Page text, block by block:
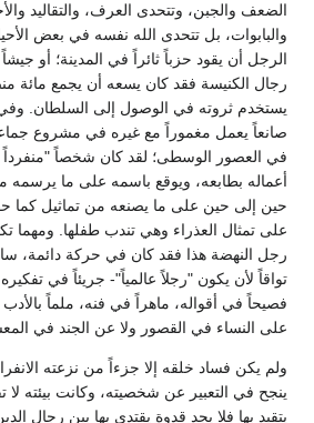
الضعف والجبن، وتتحدى العرف، والتقاليد
والبابوات، بل تتحدى الله نفسه في بعض
الرجل أن يقود حزباً ثائراً في المدينة؛ أو
رجال الكنيسة فقد كان يسعه أن يجمع
يستخدم ثروته في الوصول إلى السلطان.
صانعاً يعمل مغموراً مع غيره في مشروع
في العصور الوسطى؛ لقد كان شخصاً "منفرداً
أعماله بطابعه، ويوقع باسمه على ما
حين إلى حين على ما يصنعه من تماثيل كما
على تمثال العذراء وهي تندب طفلها. ومهما
رجل النهضة هذا فقد كان في حركة دائمة،
تواقاً لأن يكون "رجلاً عالمياً"- جريئاً في
فصيحاً في أقواله، ماهراً في فنه، ملماً
على النساء في القصور ولا عن الجند في
ولم يكن فساد خلقه إلا جزءاً من نزعته
ينجح في التعبير عن شخصيته، وكانت بيئته لا
يتقيد بها فلا يجد قدوة يقتدى بها بين رجال